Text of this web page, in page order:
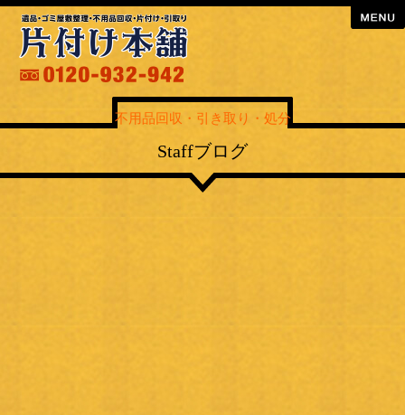
menu
不用品回収・引き取り・処分
Staffブログ